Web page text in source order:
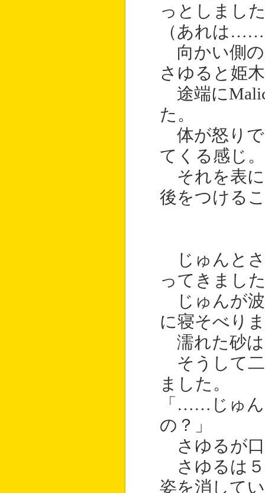
っとしまし
（あれは
向かい側の
さゆると姫
途端に
た。
体が怒りで
てくる感じ。
それを表に
後をつける
じゅんとさ
ってきまし
じゅんが波
に寝そべり
濡れた砂は
そうして二
ました。
「……じゅ
の？」
さゆるが
さゆるは５
姿を消して